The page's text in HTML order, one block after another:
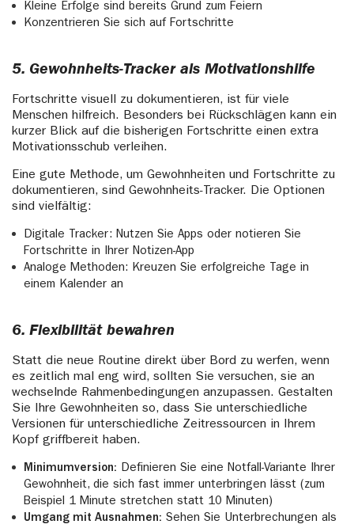
Kleine Erfolge sind bereits Grund zum Feiern
Konzentrieren Sie sich auf Fortschritte
5. Gewohnheits-Tracker als Motivationshilfe
Fortschritte visuell zu dokumentieren, ist für viele
Menschen hilfreich. Besonders bei Rückschlägen kann ein
kurzer Blick auf die bisherigen Fortschritte einen extra
Motivationsschub verleihen.
Eine gute Methode, um Gewohnheiten und Fortschritte zu
dokumentieren, sind Gewohnheits-Tracker. Die Optionen
sind vielfältig:
Digitale Tracker: Nutzen Sie Apps oder notieren Sie
Fortschritte in Ihrer Notizen-App
Analoge Methoden: Kreuzen Sie erfolgreiche Tage in
einem Kalender an
6. Flexibilität bewahren
Statt die neue Routine direkt über Bord zu werfen, wenn
es zeitlich mal eng wird, sollten Sie versuchen, sie an
wechselnde Rahmenbedingungen anzupassen. Gestalten
Sie Ihre Gewohnheiten so, dass Sie unterschiedliche
Versionen für unterschiedliche Zeitressourcen in Ihrem
Kopf griffbereit haben.
Minimumversion: Definieren Sie eine Notfall-Variante Ihrer
Gewohnheit, die sich fast immer unterbringen lässt (zum
Beispiel 1 Minute stretchen statt 10 Minuten)
Umgang mit Ausnahmen: Sehen Sie Unterbrechungen als